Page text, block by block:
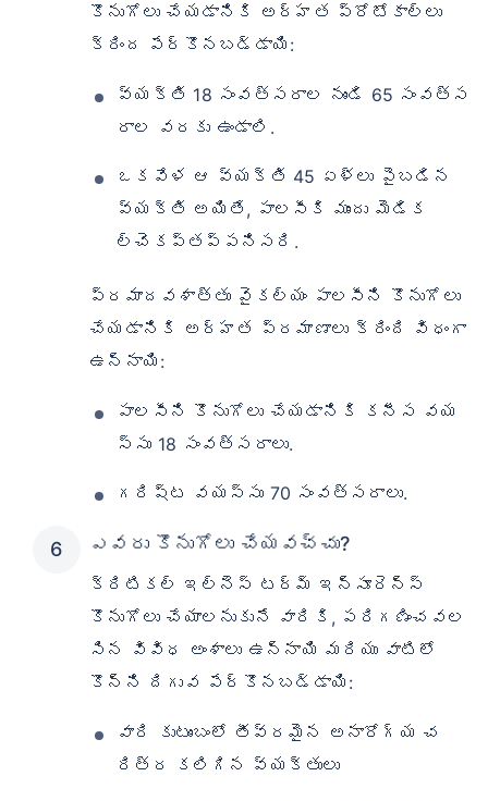
కొనుగోలు చేయడానికి అర్హత ప్రోటోకాల్‌లు
క్రింద పేర్కొనబడ్డాయి:
వ్యక్తి 18 సంవత్సరాల నుండి 65 సంవత్స
రాల వరకు ఉండాలి.
ఒకవేళ ఆ వ్యక్తి 45 ఏళ్లు పైబడిన
వ్యక్తి అయితే, పాలసీకి ముందు మెడిక
ల్చెకప్తప్పనిసరి.
ప్రమాదవశాత్తు వైకల్యం పాలసీని కొనుగోలు
చేయడానికి అర్హత ప్రమాణాలు క్రింది విధంగా
ఉన్నాయి:
పాలసీని కొనుగోలు చేయడానికి కనీస వయ
స్సు 18 సంవత్సరాలు.
గరిష్ట వయస్సు 70 సంవత్సరాలు.
ఎవరు కొనుగోలు చేయవచ్చు?
క్రిటికల్ ఇల్‌నెస్ టర్మ్ ఇన్సూరెన్స్
కొనుగోలు చేయాలనుకునే వారికి, పరిగణించవల
సిన వివిధ అంశాలు ఉన్నాయి మరియు వాటిలో
కొన్ని దిగువ పేర్కొనబడ్డాయి:
వారి కుటుంబంలో తీవ్రమైన అనారోగ్య చ
రిత్ర కలిగిన వ్యక్తులు